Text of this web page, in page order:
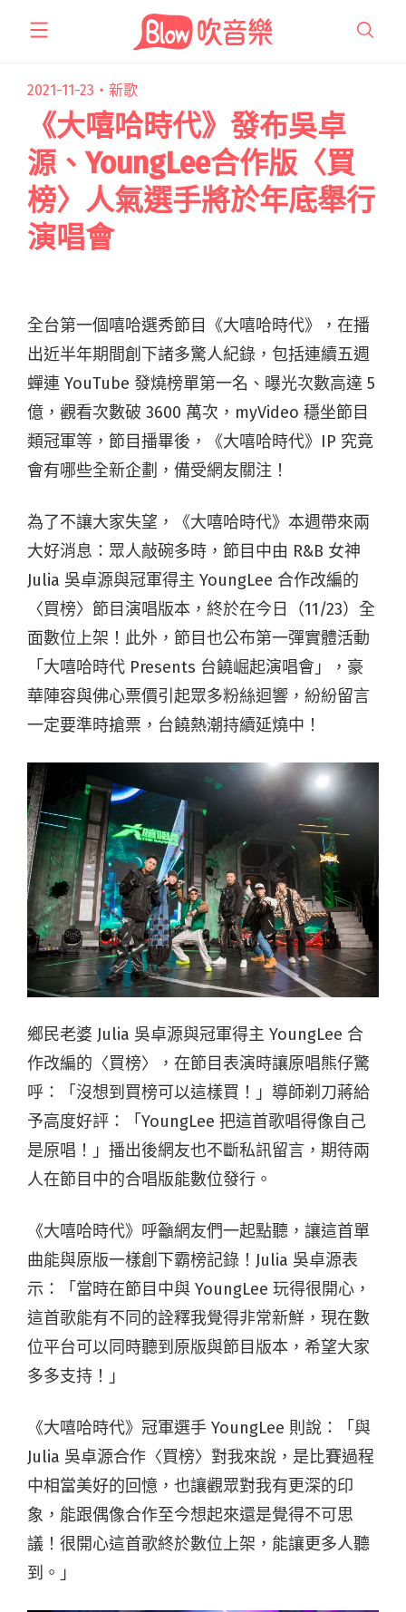
2021-11-23・ 新歌
《大嘻哈時代》發布吳卓
源、YoungLee合作版〈買
榜〉人氣選手將於年底舉行
演唱會
全台第一個嘻哈選秀節目《大嘻哈時代》，在播
出近半年期間創下諸多驚人紀錄，包括連續五週
蟬連 YouTube 發燒榜單第一名、曝光次數高達 5
億，觀看次數破 3600 萬次，myVideo 穩坐節目
類冠軍等，節目播畢後，《大嘻哈時代》IP 究竟
會有哪些全新企劃，備受網友關注！
為了不讓大家失望，《大嘻哈時代》本週帶來兩
大好消息：眾人敲碗多時，節目中由 R&B 女神
Julia 吳卓源與冠軍得主 YoungLee 合作改編的
〈買榜〉節目演唱版本，終於在今日（11/23）全
面數位上架！此外，節目也公布第一彈實體活動
「大嘻哈時代 Presents 台饒崛起演唱會」，豪
華陣容與佛心票價引起眾多粉絲迴響，紛紛留言
一定要準時搶票，台饒熱潮持續延燒中！
鄉民老婆 Julia 吳卓源與冠軍得主 YoungLee 合
作改編的〈買榜〉，在節目表演時讓原唱熊仔驚
呼：「沒想到買榜可以這樣買！」導師剃刀蔣給
予高度好評：「YoungLee 把這首歌唱得像自己
是原唱！」播出後網友也不斷私訊留言，期待兩
人在節目中的合唱版能數位發行。
《大嘻哈時代》呼籲網友們一起點聽，讓這首單
曲能與原版一樣創下霸榜記錄！Julia 吳卓源表
示：「當時在節目中與 YoungLee 玩得很開心，
這首歌能有不同的詮釋我覺得非常新鮮，現在數
位平台可以同時聽到原版與節目版本，希望大家
多多支持！」
《大嘻哈時代》冠軍選手 YoungLee 則說：「與
Julia 吳卓源合作〈買榜〉對我來說，是比賽過程
中相當美好的回憶，也讓觀眾對我有更深的印
象，能跟偶像合作至今想起來還是覺得不可思
議！很開心這首歌終於數位上架，能讓更多人聽
到。」